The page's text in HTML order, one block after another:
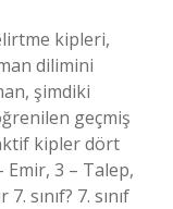
kipleri,
dilimini
şimdiki
geçmiş
kipler dört
Emir, 3 – Talep,
sınıf? 7. sınıf